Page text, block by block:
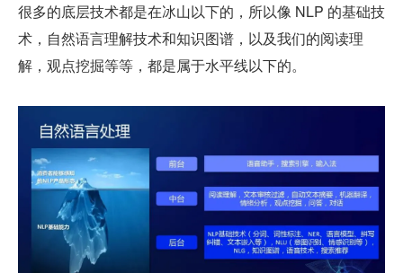
很多的底层技术都是在冰山以下的，所以像 NLP 的基础技
术，自然语言理解技术和知识图谱，以及我们的阅读理
解，观点挖掘等等，都是属于水平线以下的。